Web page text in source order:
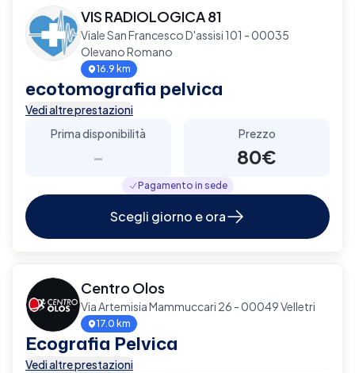
VIS RADIOLOGICA 81
Viale San Francesco D'assisi 101 - 00035
Olevano Romano
16.9 km
ecotomografia pelvica
Vedi altre prestazioni
Prima disponibilità
-
Prezzo
80€
Pagamento in sede
Scegli giorno e ora
Centro Olos
Via Artemisia Mammuccari 26 - 00049 Velletri
17.0 km
Ecografia Pelvica
Vedi altre prestazioni